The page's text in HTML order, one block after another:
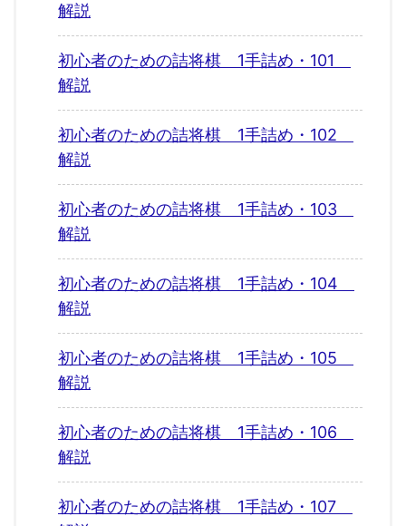
解説
初心者のための詰将棋 1手詰め・101
解説
初心者のための詰将棋 1手詰め・102
解説
初心者のための詰将棋 1手詰め・103
解説
初心者のための詰将棋 1手詰め・104
解説
初心者のための詰将棋 1手詰め・105
解説
初心者のための詰将棋 1手詰め・106
解説
初心者のための詰将棋 1手詰め・107